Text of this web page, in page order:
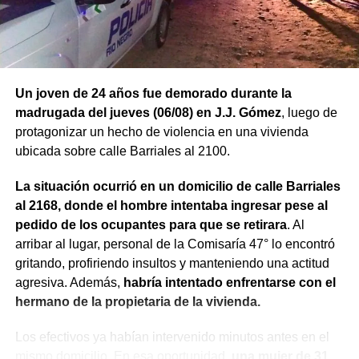
Un joven de 24 años fue demorado durante la
madrugada del jueves (06/08) en J.J. Gómez, luego de
protagonizar un hecho de violencia en una vivienda
ubicada sobre calle Barriales al 2100.
La situación ocurrió en un domicilio de calle Barriales
al 2168, donde el hombre intentaba ingresar pese al
pedido de los ocupantes para que se retirara. Al
arribar al lugar, personal de la Comisaría 47° lo encontró
gritando, profiriendo insultos y manteniendo una actitud
agresiva. Además, habría intentado enfrentarse con el
hermano de la propietaria de la vivienda.
Los efectivos ya habían intervenido minutos antes en el